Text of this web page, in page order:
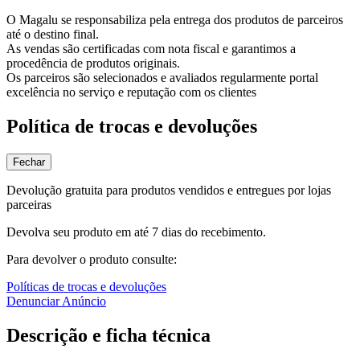
O Magalu se responsabiliza pela entrega dos produtos de parceiros
até o destino final.
As vendas são certificadas com nota fiscal e garantimos a
procedência de produtos originais.
Os parceiros são selecionados e avaliados regularmente portal
excelência no serviço e reputação com os clientes
Política de trocas e devoluções
Fechar
Devolução gratuita para produtos vendidos e entregues por lojas
parceiras
Devolva seu produto em até 7 dias do recebimento.
Para devolver o produto consulte:
Políticas de trocas e devoluções
Denunciar Anúncio
Descrição e ficha técnica